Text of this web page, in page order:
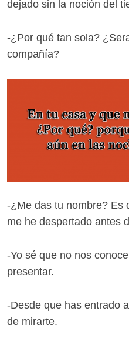
dejado sin la noción del
-¿Por qué tan sola?
compañía?
-¿Me das tu nombre? Es
me he despertado antes
-Yo sé que no nos
presentar.
-Desde que has entrado
de mirarte.